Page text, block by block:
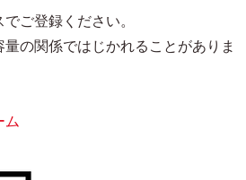
ご登録ください。
の関係ではじかれることがありま
ム